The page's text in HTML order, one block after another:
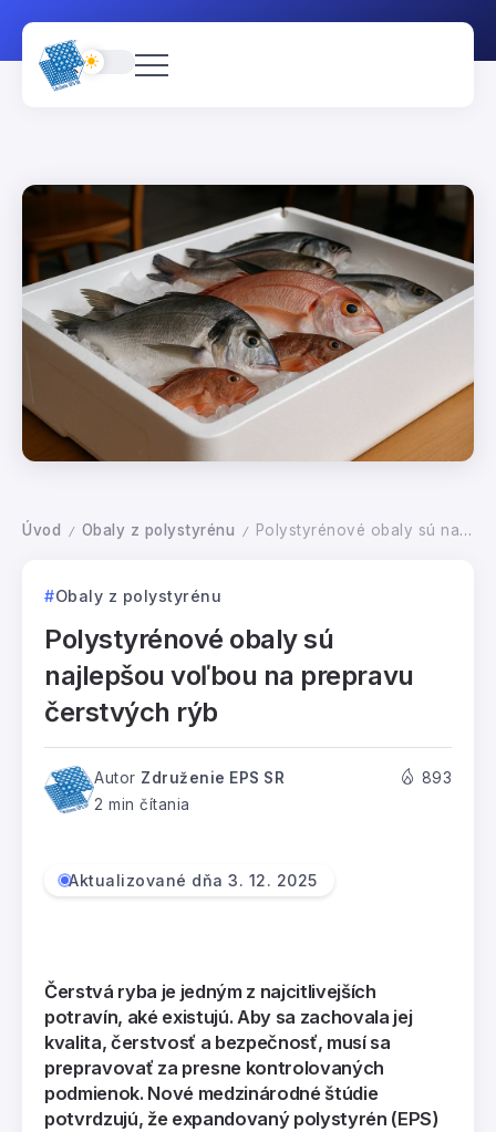
Úvod / Obaly z polystyrénu / Polystyrénové obaly sú najlepšou voľbou na prepravu čerstvých rýb
Obaly z polystyrénu
Polystyrénové obaly sú
najlepšou voľbou na prepravu
čerstvých rýb
Autor Združenie EPS SR
2 min čítania
893
Aktualizované dňa 3. 12. 2025
Čerstvá ryba je jedným z najcitlivejších
potravín, aké existujú. Aby sa zachovala jej
kvalita, čerstvosť a bezpečnosť, musí sa
prepravovať za presne kontrolovaných
podmienok. Nové medzinárodné štúdie
potvrdzujú, že expandovaný polystyrén (EPS)